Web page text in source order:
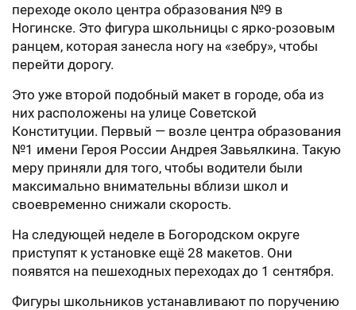
переходе около центра образования №9 в
Ногинске. Это фигура школьницы с ярко-розовым
ранцем, которая занесла ногу на «зебру», чтобы
перейти дорогу.
Это уже второй подобный макет в городе, оба из
них расположены на улице Советской
Конституции. Первый — возле центра образования
№1 имени Героя России Андрея Завьялкина. Такую
меру приняли для того, чтобы водители были
максимально внимательны вблизи школ и
своевременно снижали скорость.
На следующей неделе в Богородском округе
приступят к установке ещё 28 макетов. Они
появятся на пешеходных переходах до 1 сентября.
Фигуры школьников устанавливают по поручению